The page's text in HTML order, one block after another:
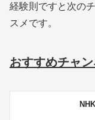
経験則ですと次の
スメです。
おすすめチャ